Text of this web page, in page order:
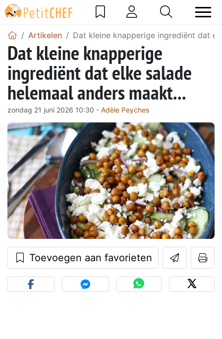
Artikelen Dat kleine knapperige ingrediënt dat
Dat kleine knapperige
ingrediënt dat elke salade
helemaal anders maakt...
zondag 21 juni 2026 10:30 - Adèle Peyches
Toevoegen aan favorieten